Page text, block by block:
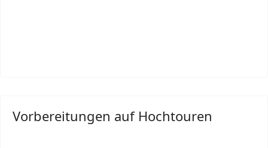
Vorbereitungen auf Hochtouren